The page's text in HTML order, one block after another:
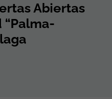
Abiertas